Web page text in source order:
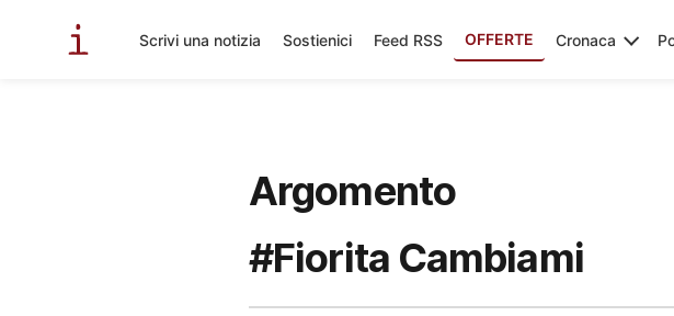
Scrivi una notizia Sostienici Feed RSS OFFERTE Cronaca
Argomento
#Fiorita Cambiami